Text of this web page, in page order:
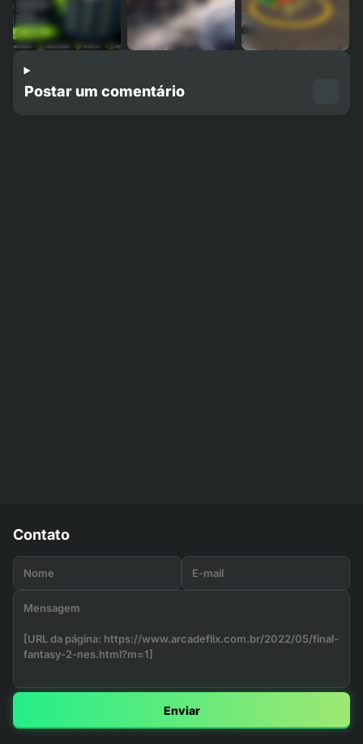
Postar um comentário
Contato
Enviar